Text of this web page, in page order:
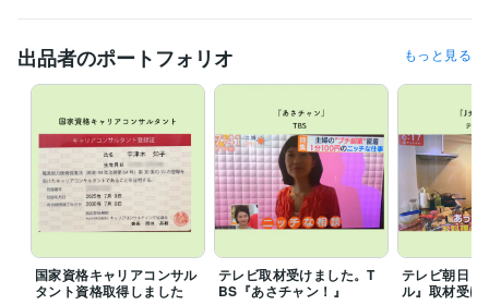
かな？の不安解消します』 のサービスをお勧めします。わからない時な
どはダイレクトメッセージにてお気軽に問合せください^ ^
⭐︎ココナラコンサルお申込・お問い合わせいつでも受付ています。
ありがとうございます♪
経験職種
マーケティング / 広告・宣伝・プロモーション 経験年数 : 3年
事務・ビジネスサポート / 秘書 経験年数 : 7年
ライフスタイル・その他 / 占い師 経験年数 : 3年
ライフスタイル・その他 / カウンセラー・コーチ 経験年数 : 6年
ライフスタイル・その他 / キャリア・資格アドバイザー
経験年数 : 1
年
出品者のポートフォリオ もっと見る
国家資格キャリアコンサル
タント資格取得しました
テレビ取材受けました。T
BS『あさチャン！』
テレビ朝日『
ル』取材受け